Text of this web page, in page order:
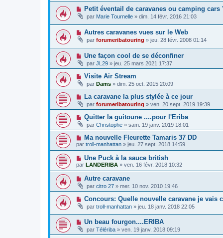
Petit éventail de caravanes ou camping cars
par Marie Tournelle » dim. 14 févr. 2016 21:03
Autres caravanes vues sur le Web
par forumeribatouring » jeu. 28 févr. 2008 01:14
Une façon cool de se déconfiner
par JL29 » jeu. 25 mars 2021 17:37
Visite Air Stream
par Dams » dim. 25 oct. 2015 20:09
La caravane la plus stylée à ce jour
par forumeribatouring » ven. 20 sept. 2019 19:39
Quitter la guitoune ....pour l'Eriba
par Christophe » sam. 19 janv. 2019 18:01
Ma nouvelle Fleurette Tamaris 37 DD
par troll-manhattan » jeu. 27 sept. 2018 14:59
Une Puck à la sauce british
par LANDERIBA » ven. 16 févr. 2018 10:32
Autre caravane
par citro 27 » mer. 10 nov. 2010 19:46
Concours: Quelle nouvelle caravane je vais
par troll-manhattan » jeu. 18 janv. 2018 22:05
Un beau fourgon....ERIBA
par Télériba » ven. 19 janv. 2018 09:19